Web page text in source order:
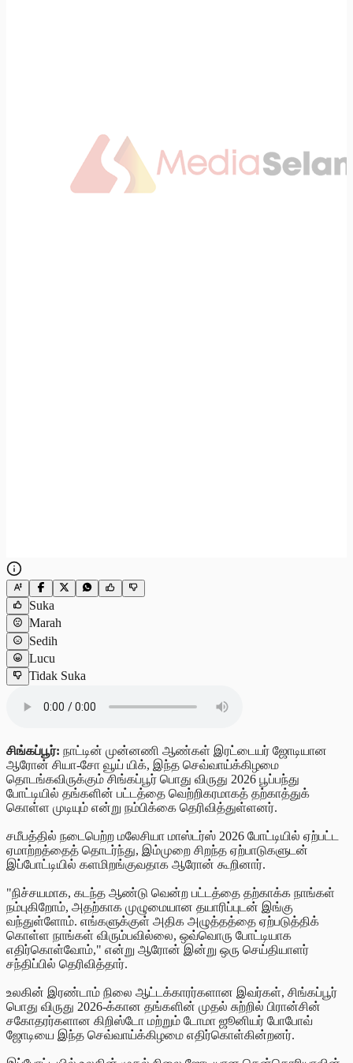
Suka
Marah
Sedih
Lucu
Tidak Suka
சிங்கப்பூர்: நாட்டின் முன்னணி ஆண்கள் இரட்டையர் ஜோடியான
ஆரோன் சியா-சோ வூய் யிக், இந்த செவ்வாய்க்கிழமை
தொடங்கவிருக்கும் சிங்கப்பூர் பொது விருது 2026 பூப்பந்து
போட்டியில் தங்களின் பட்டத்தை வெற்றிகரமாகத் தற்காத்துக்
கொள்ள முடியும் என்று நம்பிக்கை தெரிவித்துள்ளனர்.
சமீபத்தில் நடைபெற்ற மலேசியா மாஸ்டர்ஸ் 2026 போட்டியில் ஏற்பட்ட
ஏமாற்றத்தைத் தொடர்ந்து, இம்முறை சிறந்த ஏற்பாடுகளுடன்
இப்போட்டியில் களமிறங்குவதாக ஆரோன் கூறினார்.
"நிச்சயமாக, கடந்த ஆண்டு வென்ற பட்டத்தை தற்காக்க நாங்கள்
நம்புகிறோம், அதற்காக முழுமையான தயாரிப்புடன் இங்கு
வந்துள்ளோம். எங்களுக்குள் அதிக அழுத்தத்தை ஏற்படுத்திக்
கொள்ள நாங்கள் விரும்பவில்லை, ஒவ்வொரு போட்டியாக
எதிர்கொள்வோம்," என்று ஆரோன் இன்று ஒரு செய்தியாளர்
சந்திப்பில் தெரிவித்தார்.
உலகின் இரண்டாம் நிலை ஆட்டக்காரர்களான இவர்கள், சிங்கப்பூர்
பொது விருது 2026-க்கான தங்களின் முதல் சுற்றில் பிரான்சின்
சகோதரர்களான கிறிஸ்டோ மற்றும் டோமா ஜூனியர் போபோவ்
ஜோடியை இந்த செவ்வாய்க்கிழமை எதிர்கொள்கின்றனர்.